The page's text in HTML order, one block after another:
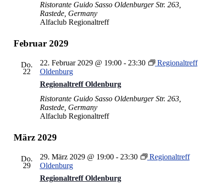
Ristorante Guido Sasso Oldenburger Str. 263,
Rastede, Germany
Alfaclub Regionaltreff
Februar 2029
Do.
22
Regionaltreff Oldenburg
22. Februar 2029 @ 19:00- 23:30
Regionaltreff
Oldenburg
Ristorante Guido Sasso Oldenburger Str. 263,
Rastede, Germany
Alfaclub Regionaltreff
März 2029
Do.
29
Regionaltreff Oldenburg
29. März 2029 @ 19:00- 23:30
Regionaltreff
Oldenburg